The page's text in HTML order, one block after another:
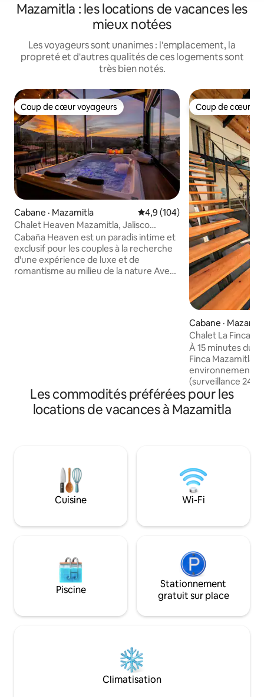
Mazamitla : les locations de vacances les
mieux notées
Les voyageurs sont unanimes : l'emplacement, la
propreté et d'autres qualités de ces logements sont
très bien notés.
Coup de cœur voyageurs
Coup de cœur voyageurs
Cabane · Mazamitla Note moyenne de 4,9 sur 5,
4,9 (104)
Chalet Heaven Mazamitla, Jalisco
Réservé aux adultes
Cabaña Heaven est un paradis intime et
exclusif pour les couples à la recherche
d'une expérience de luxe et de
romantisme au milieu de la nature Avec
séjours, vous vous sentirez vraiment
chez vous
Coup de cœur
Coup de cœur
Cabane ·
Chalet La Finca
forêt
À 15 minutes du
Finca Mazamitla
environnement
(surveillance 24
de chênes. Ses hauts plafonds et ses
grandes fenêtres
lumière
terrasse. 👥 Pour les groupes de
10 personnes
réservez en
airbnb.com/h/
Les commodités préférées pour les
locations de vacances à Mazamitla
Cuisine Wi-Fi
Piscine
Stationnement
gratuit sur place
Climatisation